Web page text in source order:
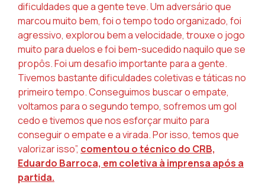
dificuldades que a gente teve. Um adversário que
marcou muito bem, foi o tempo todo organizado, foi
agressivo, explorou bem a velocidade, trouxe o jogo
muito para duelos e foi bem-sucedido naquilo que se
propôs. Foi um desafio importante para a gente.
Tivemos bastante dificuldades coletivas e táticas no
primeiro tempo. Conseguimos buscar o empate,
voltamos para o segundo tempo, sofremos um gol
cedo e tivemos que nos esforçar muito para
conseguir o empate e a virada. Por isso, temos que
valorizar isso”, comentou o técnico do CRB,
Eduardo Barroca, em coletiva à imprensa após a
partida.